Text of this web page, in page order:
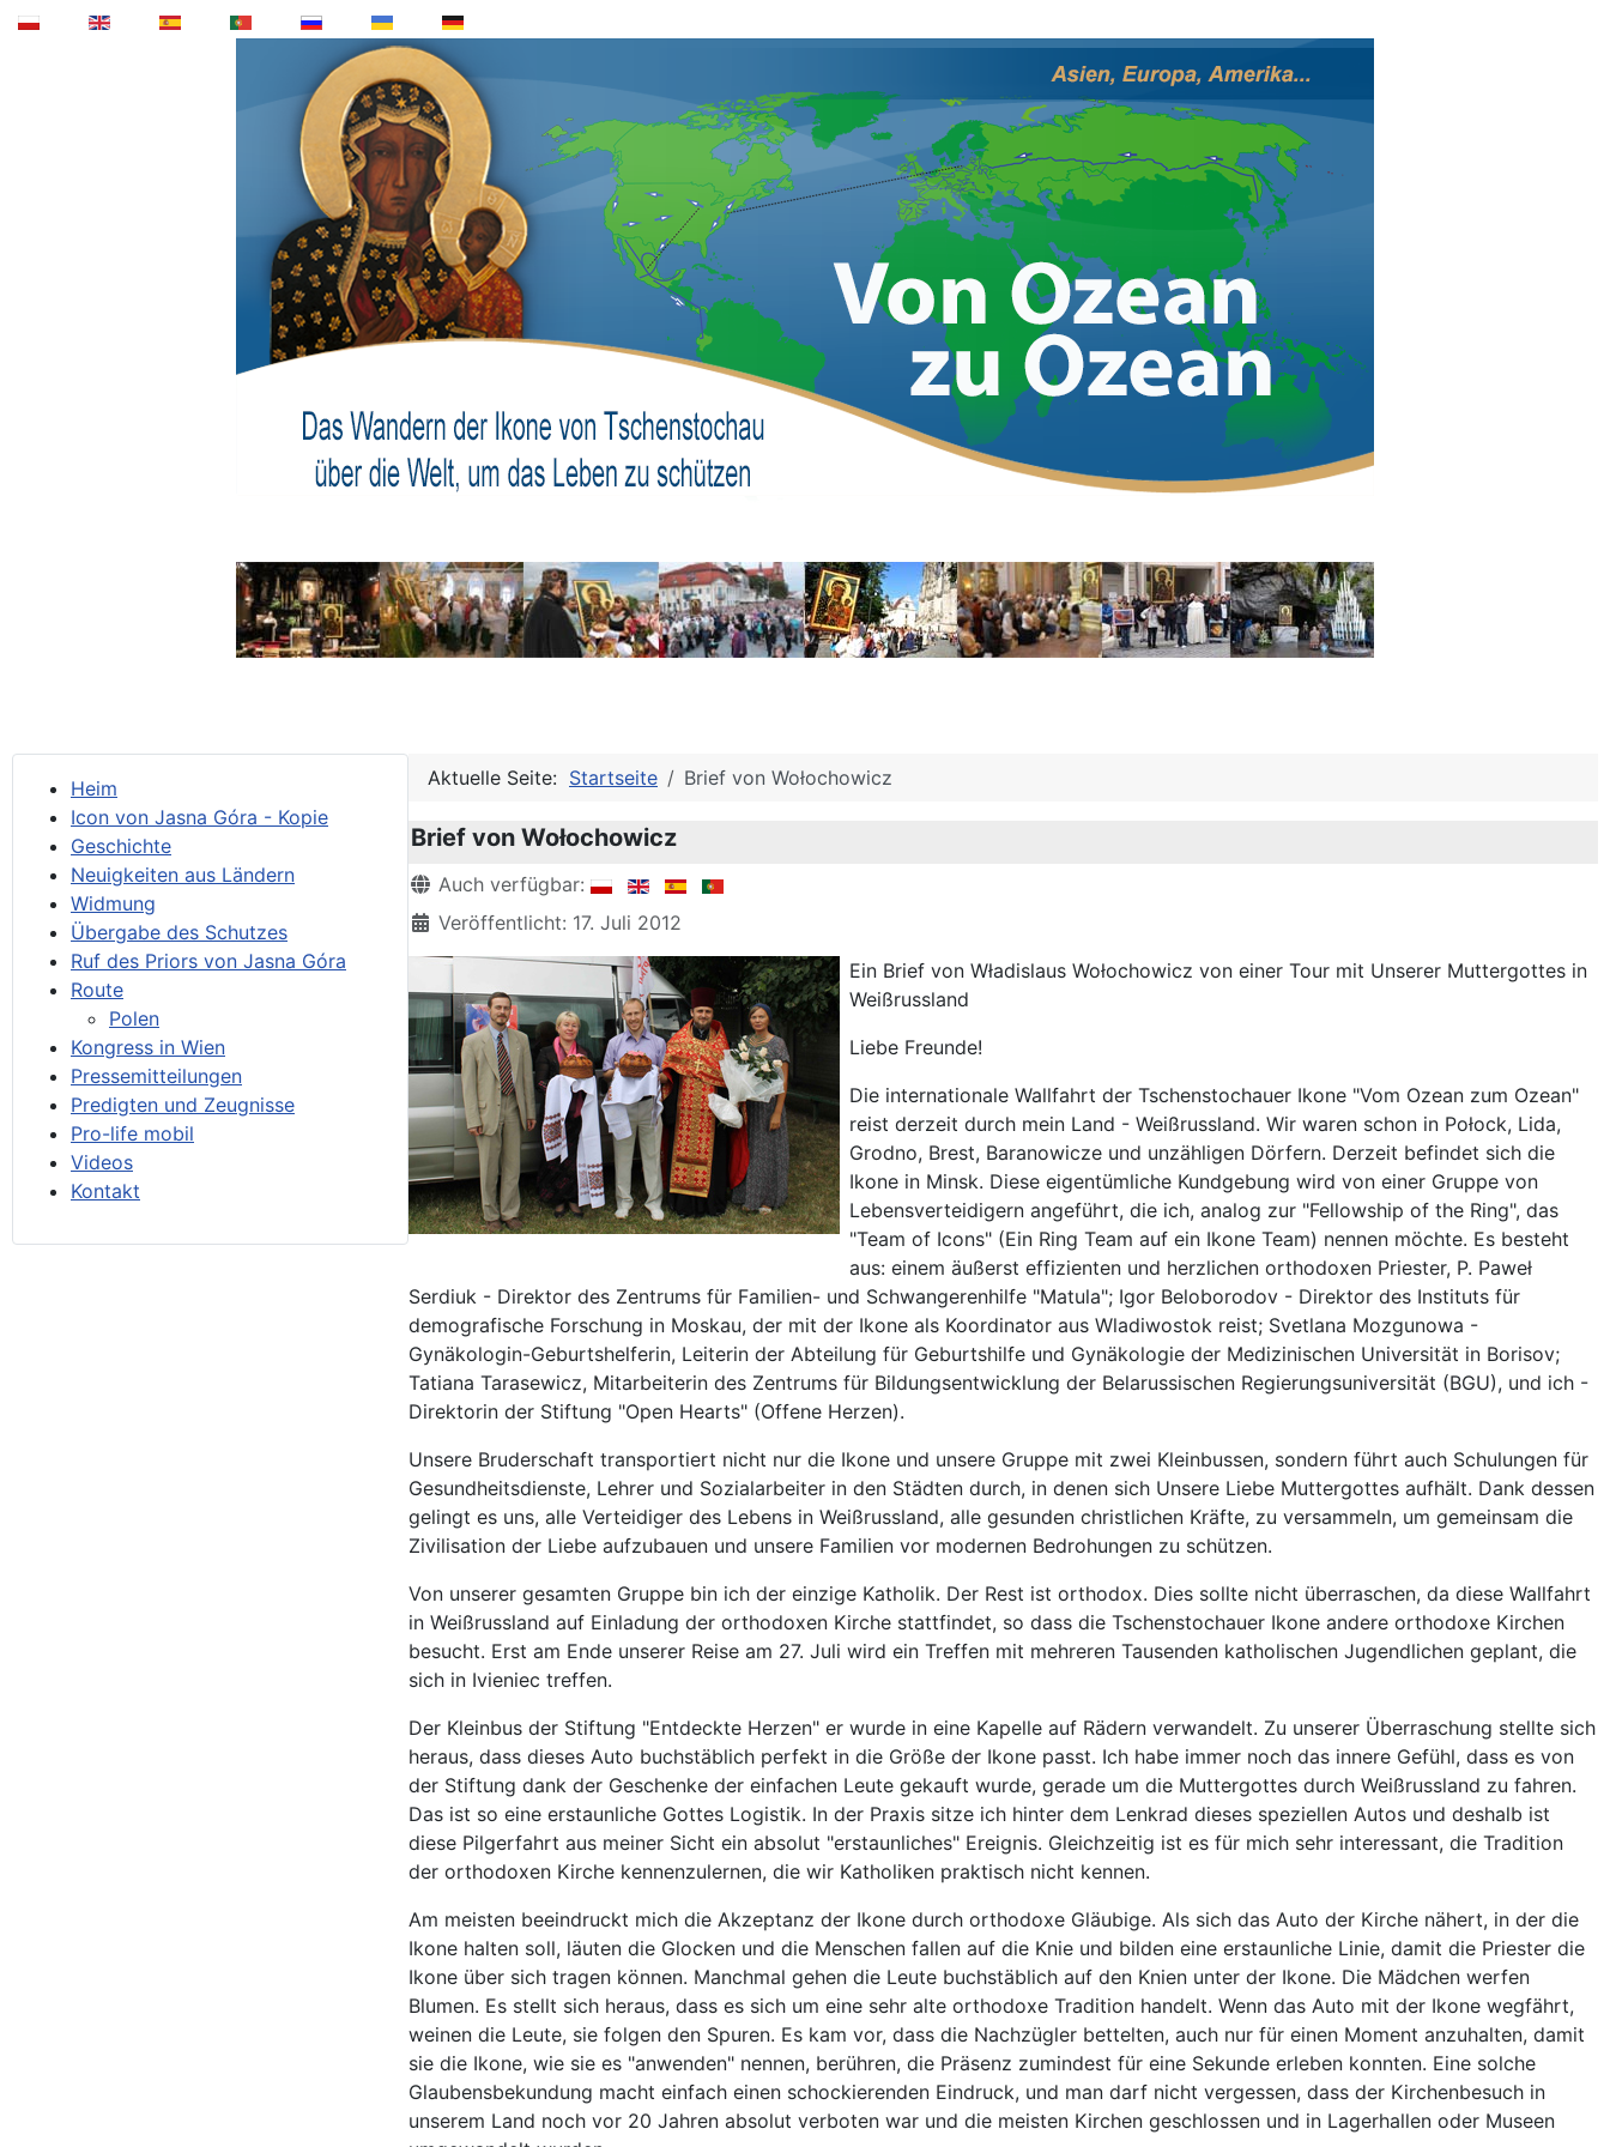
Heim
Icon von Jasna Góra - Kopie
Geschichte
Neuigkeiten aus Ländern
Widmung
Übergabe des Schutzes
Ruf des Priors von Jasna Góra
Route
Polen
Kongress in Wien
Pressemitteilungen
Predigten und Zeugnisse
Pro-life mobil
Videos
Kontakt
Aktuelle Seite: Startseite Brief von Wołochowicz
Brief von Wołochowicz
Details
Auch verfügbar:
Veröffentlicht: 17. Juli 2012
Ein Brief von Władislaus Wołochowicz von einer Tour mit Unserer Muttergottes in
Weißrussland
Liebe Freunde!
Die internationale Wallfahrt der Tschenstochauer Ikone "Vom Ozean zum Ozean"
reist derzeit durch mein Land - Weißrussland. Wir waren schon in Połock, Lida,
Grodno, Brest, Baranowicze und unzähligen Dörfern. Derzeit befindet sich die
Ikone in Minsk. Diese eigentümliche Kundgebung wird von einer Gruppe von
Lebensverteidigern angeführt, die ich, analog zur "Fellowship of the Ring", das
"Team of Icons" (Ein Ring Team auf ein Ikone Team) nennen möchte. Es besteht
aus: einem äußerst effizienten und herzlichen orthodoxen Priester, P. Paweł
Serdiuk - Direktor des Zentrums für Familien- und Schwangerenhilfe "Matula"; Igor Beloborodov - Direktor des Instituts für
demografische Forschung in Moskau, der mit der Ikone als Koordinator aus Wladiwostok reist; Svetlana Mozgunowa -
Gynäkologin-Geburtshelferin, Leiterin der Abteilung für Geburtshilfe und Gynäkologie der Medizinischen Universität in Borisov;
Tatiana Tarasewicz, Mitarbeiterin des Zentrums für Bildungsentwicklung der Belarussischen Regierungsuniversität (BGU), und ich -
Direktorin der Stiftung "Open Hearts" (Offene Herzen).
Unsere Bruderschaft transportiert nicht nur die Ikone und unsere Gruppe mit zwei Kleinbussen, sondern führt auch Schulungen für
Gesundheitsdienste, Lehrer und Sozialarbeiter in den Städten durch, in denen sich Unsere Liebe Muttergottes aufhält. Dank dessen
gelingt es uns, alle Verteidiger des Lebens in Weißrussland, alle gesunden christlichen Kräfte, zu versammeln, um gemeinsam die
Zivilisation der Liebe aufzubauen und unsere Familien vor modernen Bedrohungen zu schützen.
Von unserer gesamten Gruppe bin ich der einzige Katholik. Der Rest ist orthodox. Dies sollte nicht überraschen, da diese Wallfahrt
in Weißrussland auf Einladung der orthodoxen Kirche stattfindet, so dass die Tschenstochauer Ikone andere orthodoxe Kirchen
besucht. Erst am Ende unserer Reise am 27. Juli wird ein Treffen mit mehreren Tausenden katholischen Jugendlichen geplant, die
sich in Ivieniec treffen.
Der Kleinbus der Stiftung "Entdeckte Herzen" er wurde in eine Kapelle auf Rädern verwandelt. Zu unserer Überraschung stellte sich
heraus, dass dieses Auto buchstäblich perfekt in die Größe der Ikone passt. Ich habe immer noch das innere Gefühl, dass es von
der Stiftung dank der Geschenke der einfachen Leute gekauft wurde, gerade um die Muttergottes durch Weißrussland zu fahren.
Das ist so eine erstaunliche Gottes Logistik. In der Praxis sitze ich hinter dem Lenkrad dieses speziellen Autos und deshalb ist
diese Pilgerfahrt aus meiner Sicht ein absolut "erstaunliches" Ereignis. Gleichzeitig ist es für mich sehr interessant, die Tradition
der orthodoxen Kirche kennenzulernen, die wir Katholiken praktisch nicht kennen.
Am meisten beeindruckt mich die Akzeptanz der Ikone durch orthodoxe Gläubige. Als sich das Auto der Kirche nähert, in der die
Ikone halten soll, läuten die Glocken und die Menschen fallen auf die Knie und bilden eine erstaunliche Linie, damit die Priester die
Ikone über sich tragen können. Manchmal gehen die Leute buchstäblich auf den Knien unter der Ikone. Die Mädchen werfen
Blumen. Es stellt sich heraus, dass es sich um eine sehr alte orthodoxe Tradition handelt. Wenn das Auto mit der Ikone wegfährt,
weinen die Leute, sie folgen den Spuren. Es kam vor, dass die Nachzügler bettelten, auch nur für einen Moment anzuhalten, damit
sie die Ikone, wie sie es "anwenden" nennen, berühren, die Präsenz zumindest für eine Sekunde erleben konnten. Eine solche
Glaubensbekundung macht einfach einen schockierenden Eindruck, und man darf nicht vergessen, dass der Kirchenbesuch in
unserem Land noch vor 20 Jahren absolut verboten war und die meisten Kirchen geschlossen und in Lagerhallen oder Museen